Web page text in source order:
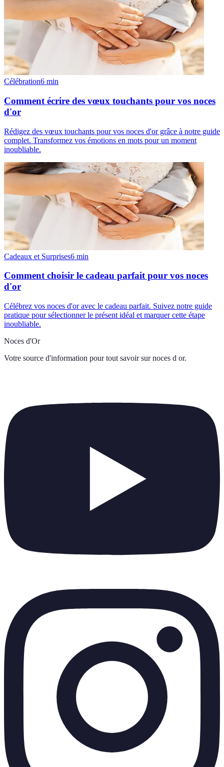
Célébration6 min
Comment écrire des vœux touchants pour vos noces
d'or
Rédigez des vœux touchants pour vos noces d'or grâce à notre guide
complet. Transformez vos émotions en mots pour un moment
inoubliable.
Cadeaux et Surprises6 min
Comment choisir le cadeau parfait pour vos noces
d'or
Célébrez vos noces d'or avec le cadeau parfait. Suivez notre guide
pratique pour sélectionner le présent idéal et marquer cette étape
inoubliable.
Noces d'Or
Votre source d'information pour tout savoir sur noces d or.